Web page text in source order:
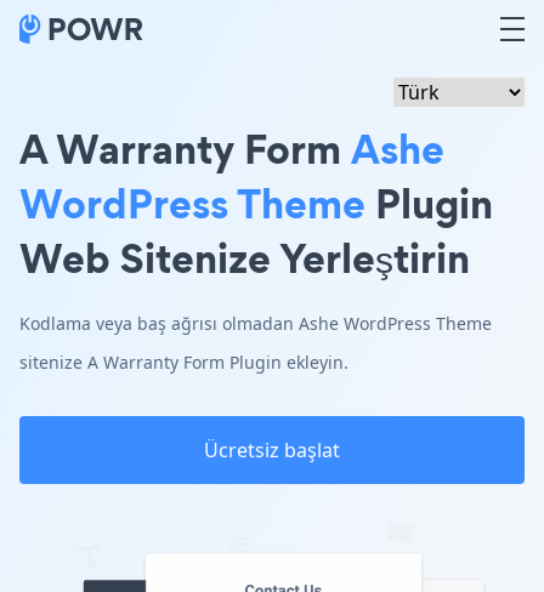
A Warranty Form Ashe
WordPress Theme Plugin
Web Sitenize Yerleştirin
Kodlama veya baş ağrısı olmadan Ashe WordPress Theme
sitenize A Warranty Form Plugin ekleyin.
Ücretsiz başlat